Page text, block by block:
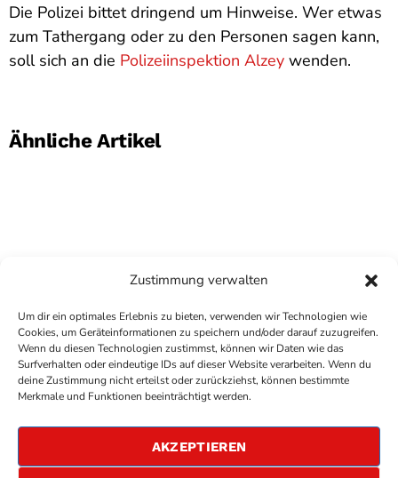
Zustimmung verwalten
Um dir ein optimales Erlebnis zu bieten, verwenden wir Technologien wie
Cookies, um Geräteinformationen zu speichern und/oder darauf zuzugreifen.
Wenn du diesen Technologien zustimmst, können wir Daten wie das
Surfverhalten oder eindeutige IDs auf dieser Website verarbeiten. Wenn du
deine Zustimmung nicht erteilst oder zurückziehst, können bestimmte
Merkmale und Funktionen beeinträchtigt werden.
AKZEPTIEREN
Die Polizei bittet dringend um Hinweise. Wer etwas
zum Tathergang oder zu den Personen sagen kann,
soll sich an die Polizeiinspektion Alzey wenden.
Ähnliche Artikel
COPYRIGHTANTENNE BAD KREUZNACH
DATENSCHUTZERKLÄRUNG